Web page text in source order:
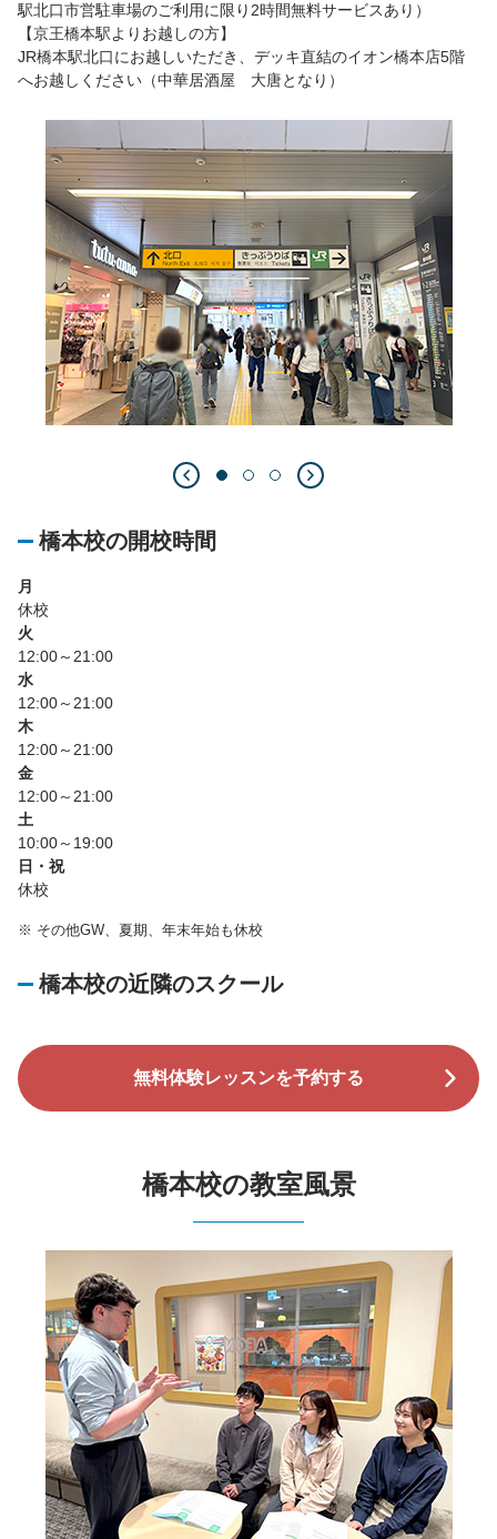
駅北口市営駐車場のご利用に限り2時間無料サービスあり）
【京王橋本駅よりお越しの方】
JR橋本駅北口にお越しいただき、デッキ直結のイオン橋本店5階
へお越しください（中華居酒屋 大唐となり）
橋本校の開校時間
月
休校
火
12:00～21:00
水
12:00～21:00
木
12:00～21:00
金
12:00～21:00
土
10:00～19:00
日・祝
休校
※ その他GW、夏期、年末年始も休校
橋本校の近隣のスクール
無料体験レッスンを予約する
橋本校の教室風景